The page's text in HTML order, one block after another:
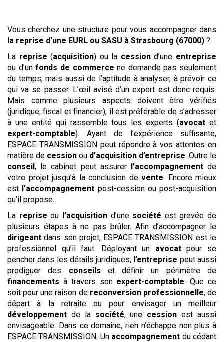
Vous cherchez une structure pour vous accompagner dans
la reprise d'une EURL ou SASU à Strasbourg (67000) ?
La reprise (acquisition) ou la cessiond’une entreprise
ou d’unfonds de commerce ne demande pas seulement
du temps, mais aussi de l’aptitude à analyser, à prévoir ce
qui va se passer. L’œil avisé d’un expert est donc requis.
Mais comme plusieurs aspects doivent être vérifiés
(juridique, fiscal et financier), il est préférable de s’adresser
à une entité qui rassemble tous les experts (avocat et
expert-comptable). Ayant de l’expérience suffisante,
ESPACE TRANSMISSION peut répondre à vos attentes en
matière de cession ou d’acquisition d’entreprise. Outre le
conseil, le cabinet peut assurer l’accompagnementde
votre projet jusqu’à la conclusion de vente. Encore mieux
est l’accompagnement post-cession ou post-acquisition
qu’il propose.
La reprise ou l’acquisitiond’une société est grevée de
plusieurs étapes à ne pas brûler. Afin d’accompagner le
dirigeant dans son projet, ESPACE TRANSMISSION est le
professionnel qu’il faut. Déployant un avocatpour se
pencher dans les détails juridiques, l’entreprise peut aussi
prodiguer des conseils et définir un périmètre de
financements à travers son expert-comptable. Que ce
soit pour une raison de reconversion professionnelle, de
départ à la retraite ou pour envisager un meilleur
développement de la société, une cession est aussi
envisageable. Dans ce domaine, rien n’échappe non plus à
ESPACE TRANSMISSION. Un accompagnement du cédant